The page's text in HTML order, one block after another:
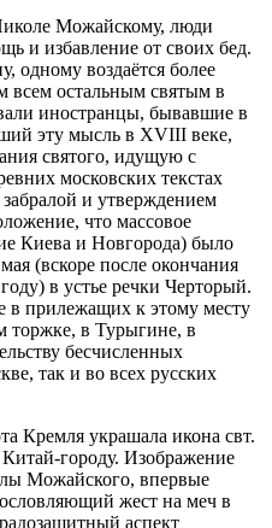
Можайскому, люди
и избавление от своих бед.
одному воздаётся более
всем остальным святым в
иностранцы, бывавшие в
эту мысль в XVIII веке,
святого, идущую с
московских текстах
и утверждением
что массовое
Киева и Новгорода) было
(вскоре после окончания
в устье речки Черторый.
в прилежащих к этому месту
торжке, в Турыгине, в
бесчисленных
так и во всех русских
Кремля украшала икона свт.
городу. Изображение
Можайского, впервые
жест на меч в
аспект